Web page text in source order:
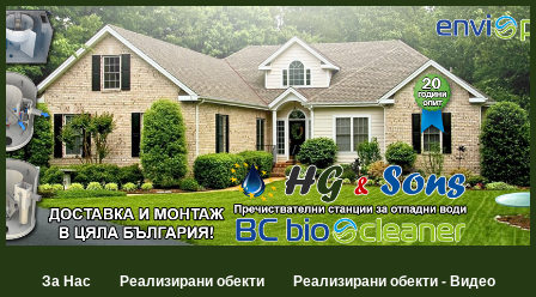
За Нас Реализирани обекти Реализирани обекти - Видео